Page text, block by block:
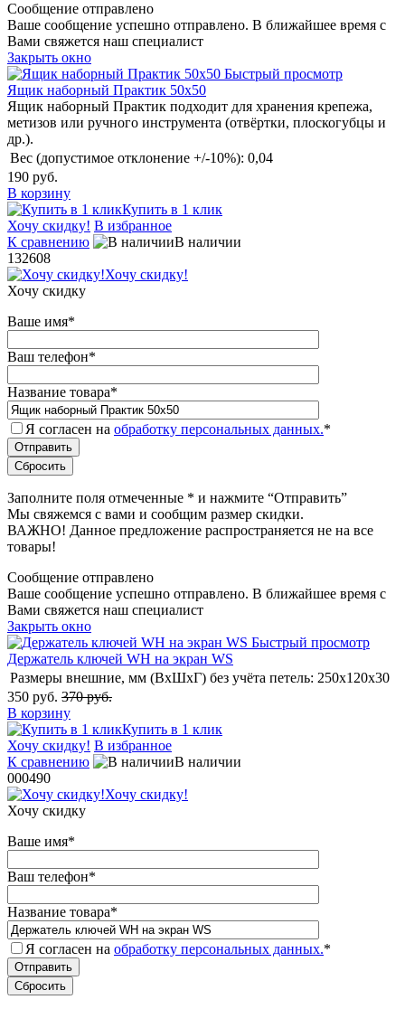
Сообщение отправлено
Ваше сообщение успешно отправлено. В ближайшее время с
Вами свяжется наш специалист
Закрыть окно
Быстрый просмотр
Ящик наборный Практик 50x50
Ящик наборный Практик подходит для хранения крепежа,
метизов или ручного инструмента (отвёртки, плоскогубцы и
др.).
Вес (допустимое отклонение +/-10%): 0,04
190 руб.
В корзину
Купить в 1 клик
Хочу скидку! В избранное
К сравнению
В наличии
132608
Хочу скидку!
Хочу скидку
Ваше имя*
Ваш телефон*
Название товара*
Я согласен на обработку персональных данных.*
Заполните поля отмеченные * и нажмите “Отправить”
Мы свяжемся с вами и сообщим размер скидки.
ВАЖНО! Данное предложение распространяется не на все
товары!
Сообщение отправлено
Ваше сообщение успешно отправлено. В ближайшее время с
Вами свяжется наш специалист
Закрыть окно
Быстрый просмотр
Держатель ключей WH на экран WS
Размеры внешние, мм (ВхШхГ) без учёта петель: 250x120x30
350 руб. 370 руб.
В корзину
Купить в 1 клик
Хочу скидку! В избранное
К сравнению
В наличии
000490
Хочу скидку!
Хочу скидку
Ваше имя*
Ваш телефон*
Название товара*
Я согласен на обработку персональных данных.*